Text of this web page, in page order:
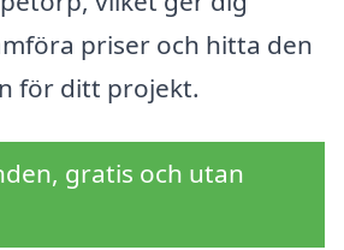
priser och hitta den
för ditt projekt.
gratis och utan